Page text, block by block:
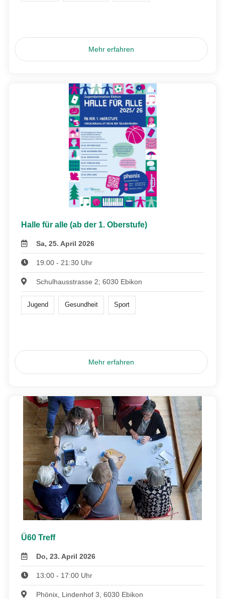
Mehr erfahren
Halle für alle (ab der 1. Oberstufe)
Sa, 25. April 2026
19:00 - 21:30 Uhr
Schulhausstrasse 2; 6030 Ebikon
Jugend Gesundheit Sport
Mehr erfahren
Ü60 Treff
Do, 23. April 2026
13:00 - 17:00 Uhr
Phönix, Lindenhof 3, 6030 Ebikon